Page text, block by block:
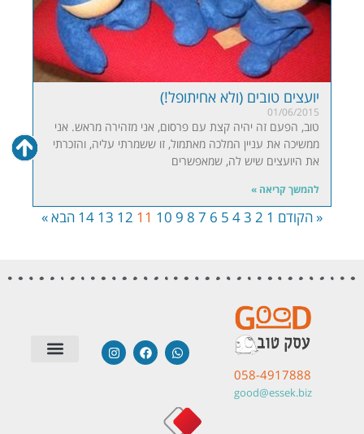
יועצים טובים (ולא אחיתופל!)
01/06/2015
טוב, הפעם זה יהיה קצת עם פרסום, אני מזהירה מראש. אני
ממשיכה את עניין המלכה מאתמול, זו ששמרתי עליה, והזכרתי
את היועצים שיש לה, שמאפשרים
להמשך קריאה »
« הקודם 1
2
3
4
5
6
7
8
9
10
11
12
13
14 הבא »
058-4917888
good@essek.biz